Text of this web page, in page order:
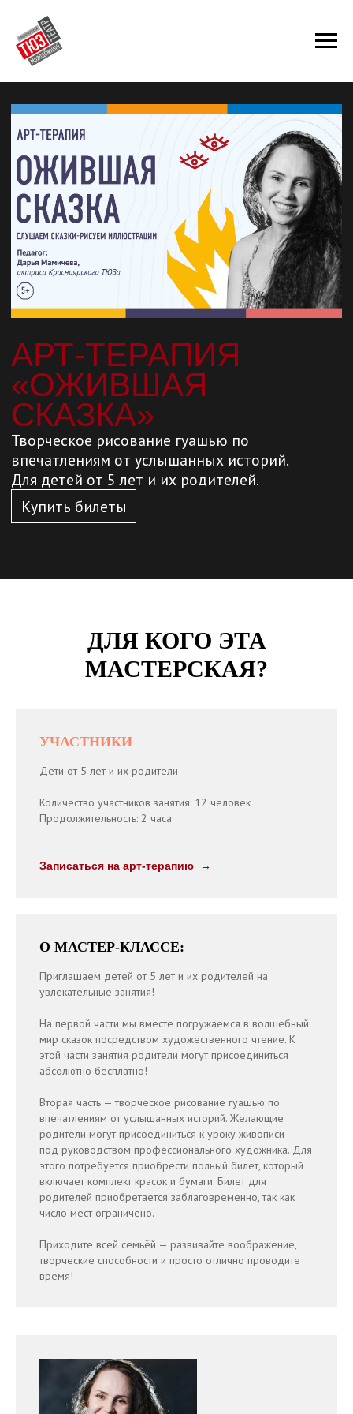
АРТ-ТЕРАПИЯ
«ОЖИВШАЯ
СКАЗКА»
Для детей от 5 лет и их родителей.
Купить билеты
ДЛЯ КОГО ЭТА
МАСТЕРСКАЯ?
УЧАСТНИКИ
Дети от 5 лет и их родители
Количество участников занятия: 12 человек
Продолжительность: 2 часа
Записаться на арт-терапию
О МАСТЕР-КЛАССЕ:
Приглашаем детей от 5 лет и их родителей на
увлекательные занятия!
На первой части мы вместе погружаемся в волшебный
мир сказок посредством художественного чтение. К
этой части занятия родители могут присоединиться
абсолютно бесплатно!
Вторая часть — творческое рисование гуашью по
впечатлениям от услышанных историй. Желающие
родители могут присоединиться к уроку живописи —
под руководством профессионального художника. Для
этого потребуется приобрести полный билет, который
включает комплект красок и бумаги. Билет для
родителей приобретается заблаговременно, так как
число мест ограничено.
Приходите всей семьёй — развивайте воображение,
творческие способности и просто отлично проводите
время!